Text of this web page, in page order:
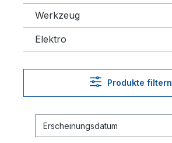
Werkzeug
Elektro
Produkte filtern